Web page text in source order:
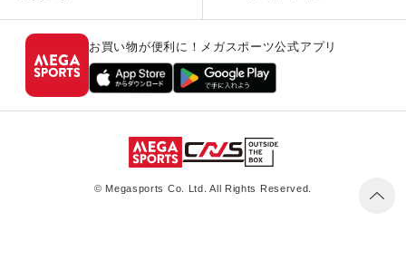
お買い物が便利に！メガスポーツ公式アプリ
© Megasports Co. Ltd. All Rights Reserved.